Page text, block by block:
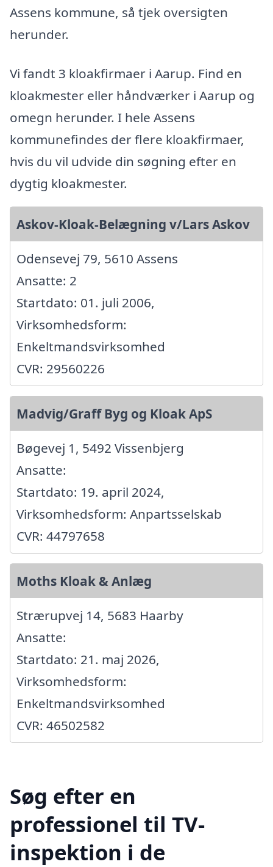
Assens kommune, så tjek oversigten
herunder.
Vi fandt 3 kloakfirmaer i Aarup. Find en
kloakmester eller håndværker i Aarup og
omegn herunder. I hele Assens
kommunefindes der flere kloakfirmaer,
hvis du vil udvide din søgning efter en
dygtig kloakmester.
Askov-Kloak-Belægning v/Lars Askov
Odensevej 79, 5610 Assens
Ansatte: 2
Startdato: 01. juli 2006,
Virksomhedsform:
Enkeltmandsvirksomhed
CVR: 29560226
Madvig/Graff Byg og Kloak ApS
Bøgevej 1, 5492 Vissenbjerg
Ansatte:
Startdato: 19. april 2024,
Virksomhedsform: Anpartsselskab
CVR: 44797658
Moths Kloak & Anlæg
Strærupvej 14, 5683 Haarby
Ansatte:
Startdato: 21. maj 2026,
Virksomhedsform:
Enkeltmandsvirksomhed
CVR: 46502582
Søg efter en
professionel til TV-
inspektion i de